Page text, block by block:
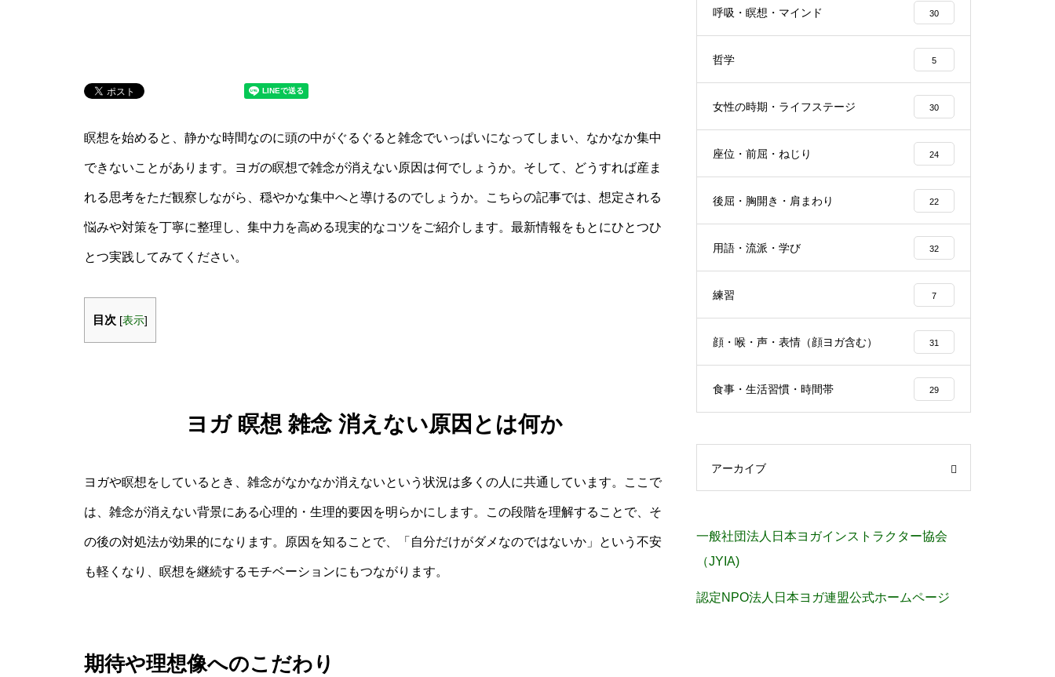
瞑想を始めると、静かな時間なのに頭の中がぐるぐると雑念でいっぱいになってしまい、なかなか集中
できないことがあります。ヨガの瞑想で雑念が消えない原因は何でしょうか。そして、どうすれば産ま
れる思考をただ観察しながら、穏やかな集中へと導けるのでしょうか。こちらの記事では、想定される
悩みや対策を丁寧に整理し、集中力を高める現実的なコツをご紹介します。最新情報をもとにひとつひ
とつ実践してみてください。
目次 [表示]
ヨガ 瞑想 雑念 消えない原因とは何か
ヨガや瞑想をしているとき、雑念がなかなか消えないという状況は多くの人に共通しています。ここで
は、雑念が消えない背景にある心理的・生理的要因を明らかにします。この段階を理解することで、そ
の後の対処法が効果的になります。原因を知ることで、「自分だけがダメなのではないか」という不安
も軽くなり、瞑想を継続するモチベーションにもつながります。
期待や理想像へのこだわり
呼吸・瞑想・マインド 30
哲学 5
女性の時期・ライフステージ 30
座位・前屈・ねじり 24
後屈・胸開き・肩まわり 22
用語・流派・学び 32
練習 7
顔・喉・声・表情（顔ヨガ含む） 31
食事・生活習慣・時間帯 29
アーカイブ
一般社団法人日本ヨガインストラクター協会
（JYIA)
認定NPO法人日本ヨガ連盟公式ホームページ